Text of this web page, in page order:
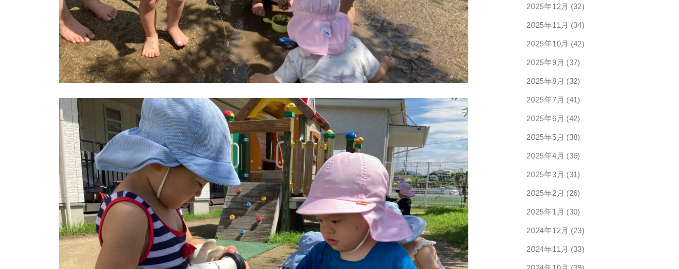
2025年12月 (32)
2025年11月 (34)
2025年10月 (42)
2025年9月 (37)
2025年8月 (32)
2025年7月 (41)
2025年6月 (42)
2025年5月 (38)
2025年4月 (36)
2025年3月 (31)
2025年2月 (26)
2025年1月 (30)
2024年12月 (23)
2024年11月 (33)